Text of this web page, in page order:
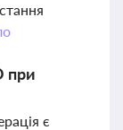
при
є